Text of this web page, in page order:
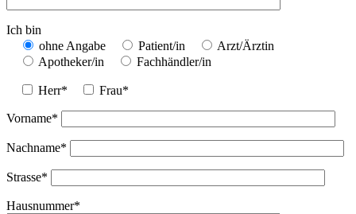
Ich bin
ohne Angabe
Patient/in
Arzt/Ärztin
Apotheker/in
Fachhändler/in
Herr* Frau*
Vorname*
Nachname*
Strasse*
Hausnummer*